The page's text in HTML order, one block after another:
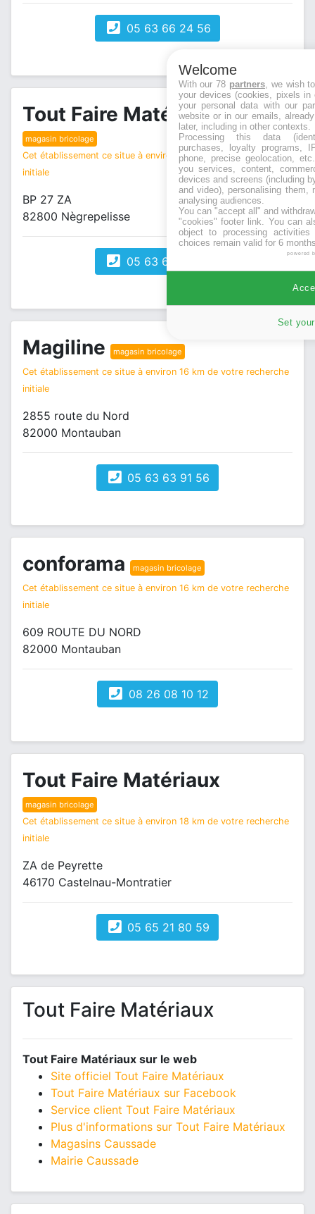
05 63 66 24 56
Tout Faire Matériaux
magasin bricolage
Cet établissement ce situe à environ 10 km de votre recherche
initiale
BP 27 ZA
82800 Nègrepelisse
05 63 64 24 34
Magiline magasin bricolage
Cet établissement ce situe à environ 16 km de votre recherche
initiale
2855 route du Nord
82000 Montauban
05 63 63 91 56
conforama magasin bricolage
Cet établissement ce situe à environ 16 km de votre recherche
initiale
609 ROUTE DU NORD
82000 Montauban
08 26 08 10 12
Tout Faire Matériaux
magasin bricolage
Cet établissement ce situe à environ 18 km de votre recherche
initiale
ZA de Peyrette
46170 Castelnau-Montratier
05 65 21 80 59
Tout Faire Matériaux
Tout Faire Matériaux sur le web
Site officiel Tout Faire Matériaux
Tout Faire Matériaux sur Facebook
Service client Tout Faire Matériaux
Plus d'informations sur Tout Faire Matériaux
Magasins Caussade
Mairie Caussade
Welcome
With our 78 partners, we wish
your devices (cookies, pixels
your personal data with our
website or in our emails,
later, including in other contexts.
Processing this data
purchases, loyalty programs,
phone, precise geolocation,
you services, content,
devices and screens (including
and video), personalising them,
analysing audiences.
You can "accept all" and
"cookies" footer link. You can
object to processing
choices remain valid for 6
powered
Set